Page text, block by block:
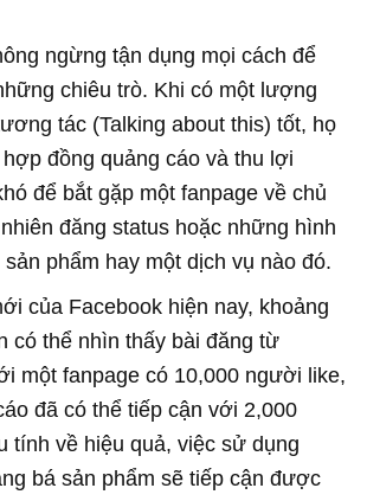
ngừng tận dụng mọi cách để
chiêu trò. Khi có một lượng
tác (Talking about this) tốt, họ
đồng quảng cáo và thu lợi
để bắt gặp một fanpage về chủ
đăng status hoặc những hình
phẩm hay một dịch vụ nào đó.
của Facebook hiện nay, khoảng
có thể nhìn thấy bài đăng từ
một fanpage có 10,000 người like,
đã có thể tiếp cận với 2,000
tính về hiệu quả, việc sử dụng
bá sản phẩm sẽ tiếp cận được